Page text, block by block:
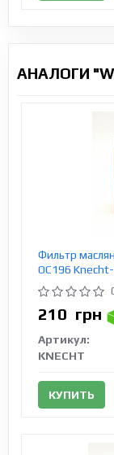
АНАЛОГИ
Фильтр
OC196
210 грн
Артикул:
KNECHT
КУПИТЬ